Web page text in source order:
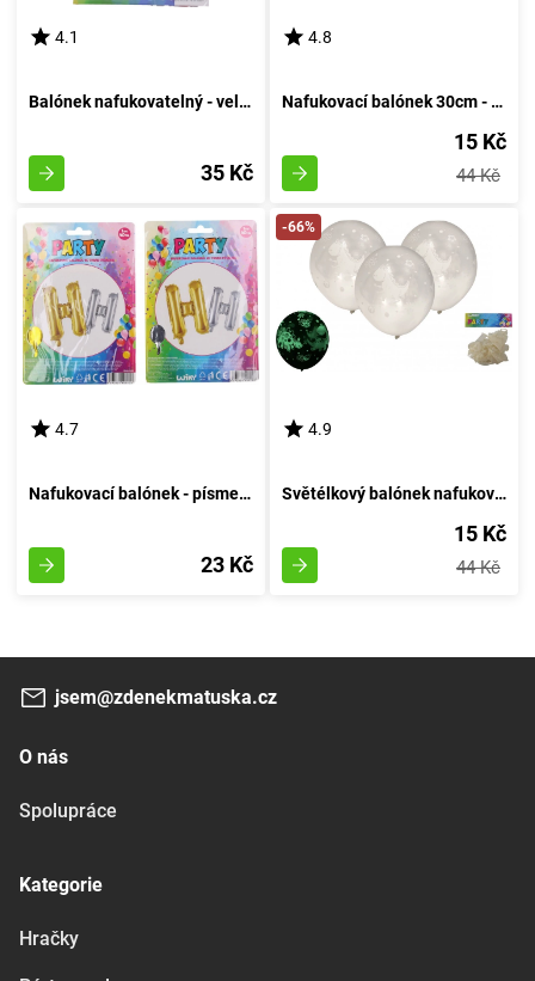
4.1
Balónek nafukovatelný - velikost 6, růžový
35 Kč
4.8
Nafukovací balónek 30cm - sada 6 kusů, s luminescencí v temnotě
15 Kč
44 Kč
4.7
Nafukovací balónek - písmeno H - Vzduchový Kruh
23 Kč
-66%
4.9
Světélkový balónek nafukovací 30cm - sestava 6 kousků, svítící za tmy
15 Kč
44 Kč
jsem@zdenekmatuska.cz
O nás
Spolupráce
Kategorie
Hračky